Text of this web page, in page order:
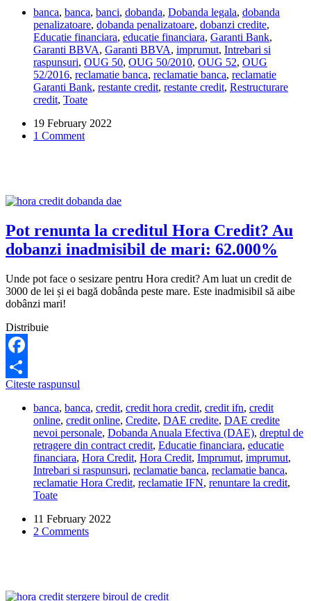
penalizatoare
pentru
restantele
la
credit
poate
percepe
banca?
banca, banca, banci, dobanda, Dobanda legala, dobanda
penalizatoare, dobanda penalizatoare, dobanzi credite,
Educatie financiara, educatie financiara, Garanti Bank,
Garanti BBVA, Garanti BBVA, imprumut, Intrebari si
raspunsuri, OUG 50, OUG 50/2010, OUG 52, OUG
52/2016, reclamatie banca, reclamatie banca, reclamatie
Garanti Bank, restante credit, restante credit, Restructurare
credit, Toate
19 February 2022
1 Comment
Pot renunta la creditul Hora Credit? Au
dobanzi inadmisibil de mari: 62.000%
Unde pot face o sesizare pentru Hora credit? Am luat un credit de
3000 de lei și ei bagă dobânda peste mare. Este inadmisibil să aibe
dobânzi mari!
Distribuie
Facebook
Share
Citeste raspunsul
la
creditul
Hora
Credit?
Au
dobanzi
inadmisibil
62.000%
banca, banca, credit, credit hora credit, credit ifn, credit
online, credit online, Credite, DAE credite, DAE credite
nevoi personale, Dobanda Anuala Efectiva (DAE), dreptul de
retragere din contract credit, Educatie financiara, educatie
financiara, Hora Credit, Hora Credit, Imprumut, imprumut,
Intrebari si raspunsuri, reclamatie banca, reclamatie banca,
reclamatie Hora Credit, reclamatie IFN, renuntare la credit,
Toate
11 February 2022
2 Comments